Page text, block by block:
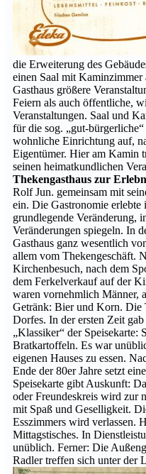
die Erweiterung des
einen Saal mit
Gasthaus größere
Feiern als auch öffentliche,
Veranstaltungen. Saal und
für die sog. „gut-
wohnliche Einrichtung auf,
Eigentümer. Hier am Kamin
seinen heimatkundlichen
Thekengasthaus zur
Rolf Jun. gemeinsam mit
ein. Die Gastronomie erlebte
grundlegende Veränderung,
Veränderungen spiegeln. In
Gasthaus ganz wesentlich
allem vom Thekengeschäft.
Kirchenbesuch, nach dem
dem Ferkelverkauf auf der
waren vornehmlich Männer,
Getränk: Bier und Korn. Die
Dorfes. In der ersten Zeit
„Klassiker“ der Speisekarte:
Bratkartoffeln. Es war
eigenen Hauses zu essen.
Ende der 80er Jahre setzt
Speisekarte gibt Auskunft:
oder Freundeskreis wird zur
mit Spaß und Geselligkeit.
Esszimmers wird verlassen.
Mittagstisches. In
unüblich. Ferner: Die
Radler treffen sich unter der